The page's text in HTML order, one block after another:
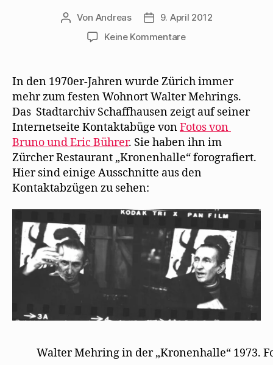
Beitragsautor
Von Andreas Beitragsdatum
9. April 2012
Keine Kommentarezu
1973
Zürcher
Restaurant
„Kronenhalle“
In den 1970er-Jahren wurde Zürich immer
mehr zum festen Wohnort Walter Mehrings.
Das Stadtarchiv Schaffhausen zeigt auf seiner
Internetseite Kontaktabüge vonFotos von
Bruno und Eric Bührer. Sie haben ihn im
Zürcher Restaurant „Kronenhalle“ forografiert.
Hier sind einige Ausschnitte aus den
Kontaktabzügen zu sehen:
Walter Mehring in der „Kronenhalle“ 1973.